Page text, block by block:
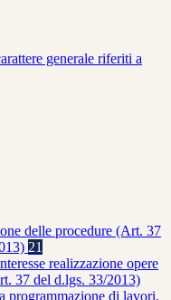
generale riferiti a
delle procedure (Art. 37
21
realizzazione opere
37 del d.lgs. 33/2013)
programmazione di lavori,